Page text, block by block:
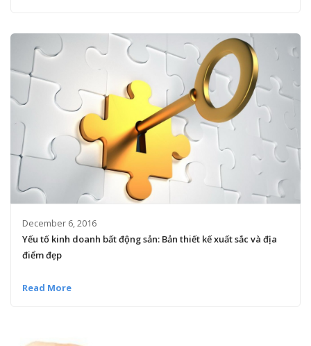
December 6, 2016
Yếu tố kinh doanh bất động sản: Bản thiết kế xuất sắc và địa
điểm đẹp
Read More